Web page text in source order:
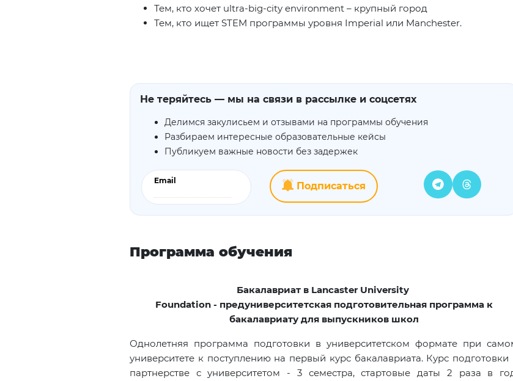
Тем, кто хочет ultra-big-city environment – крупный город
Тем, кто ищет STEM программы уровня Imperial или Manchester.
Не теряйтесь — мы на связи в рассылке и соцсетях
Делимся закулисьем и отзывами на программы обучения
Разбираем интересные образовательные кейсы
Публикуем важные новости без задержек
Email Подписаться
Программа обучения
Бакалавриат в Lancaster University
Foundation- предуниверситетская подготовительная программа к
бакалавриату для выпускников школ
Однолетняя программа подготовки в университетском формате при
университете к поступлению на первый курс бакалавриата. Курс подготовки
партнерстве с университетом - 3 семестра, стартовые даты 2 раза в